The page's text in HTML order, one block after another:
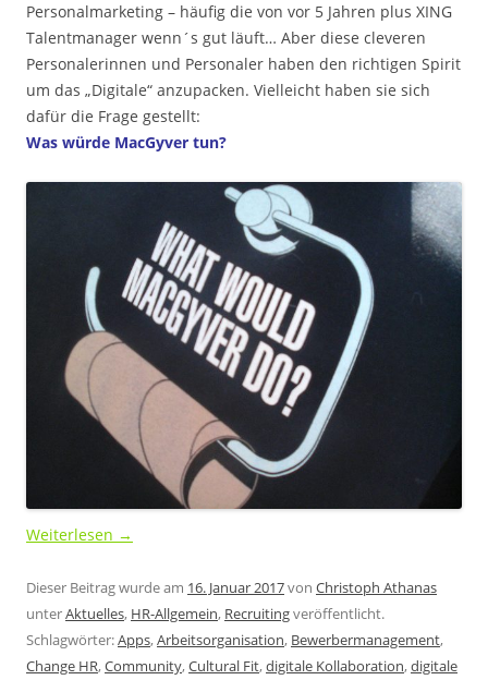
Personalmarketing – häufig die von vor 5 Jahren plus XING
Talentmanager wenn´s gut läuft… Aber diese cleveren
Personalerinnen und Personaler haben den richtigen Spirit
um das „Digitale“ anzupacken. Vielleicht haben sie sich
dafür die Frage gestellt:
Was würde MacGyver tun?
Weiterlesen →
Dieser Beitrag wurde am 16. Januar 2017von Christoph Athanas
unterAktuelles, HR-Allgemein, Recruitingveröffentlicht.
Schlagwörter:Apps,Arbeitsorganisation, Bewerbermanagement,
Change HR,Community,Cultural Fit,digitale Kollaboration,digitale